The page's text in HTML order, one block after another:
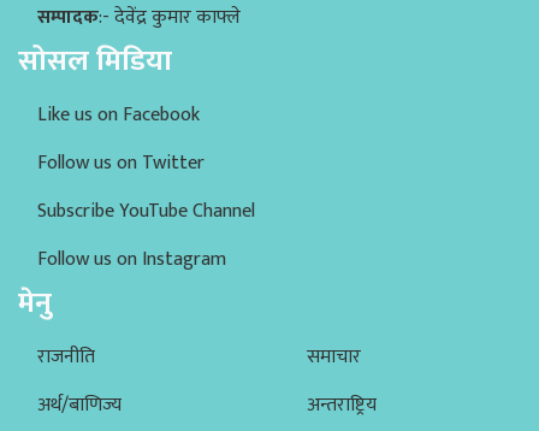
सम्पादक:- देवेंद्र कुमार काफ्ले
सोसल मिडिया
Like us on Facebook
Follow us on Twitter
Subscribe YouTube Channel
Follow us on Instagram
मेनु
राजनीति
अर्थ/बाणिज्य
समाचार
अन्तराष्ट्रिय